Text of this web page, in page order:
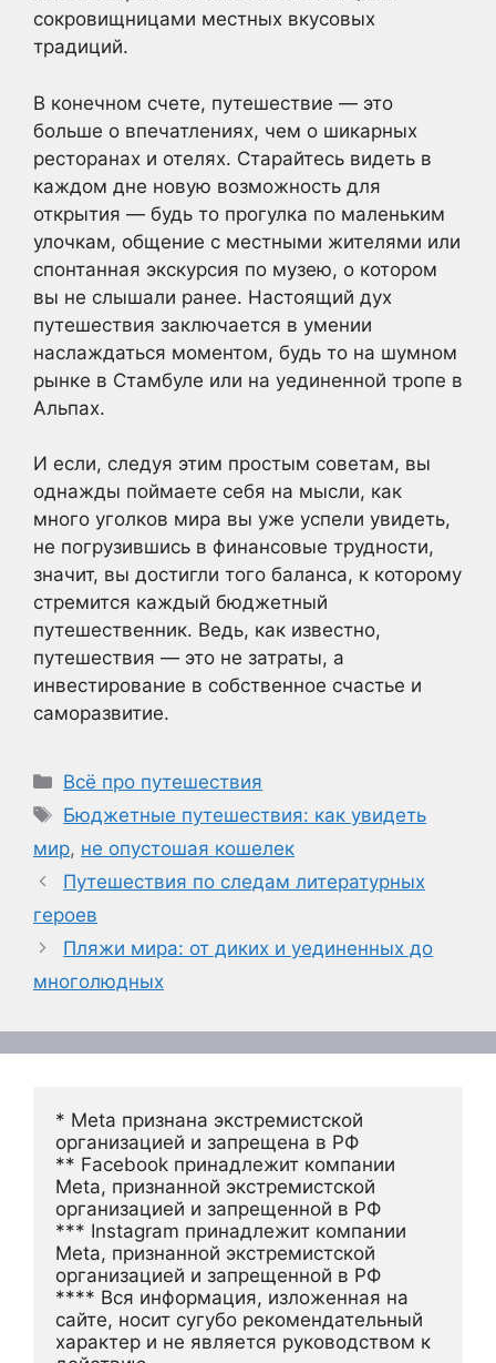
сокровищницами местных вкусовых
традиций.
В конечном счете, путешествие — это
больше о впечатлениях, чем о шикарных
ресторанах и отелях. Старайтесь видеть в
каждом дне новую возможность для
открытия — будь то прогулка по маленьким
улочкам, общение с местными жителями или
спонтанная экскурсия по музею, о котором
вы не слышали ранее. Настоящий дух
путешествия заключается в умении
наслаждаться моментом, будь то на шумном
рынке в Стамбуле или на уединенной тропе в
Альпах.
И если, следуя этим простым советам, вы
однажды поймаете себя на мысли, как
много уголков мира вы уже успели увидеть,
не погрузившись в финансовые трудности,
значит, вы достигли того баланса, к которому
стремится каждый бюджетный
путешественник. Ведь, как известно,
путешествия — это не затраты, а
инвестирование в собственное счастье и
саморазвитие.
Рубрики
Всё про путешествия
Метки
Бюджетные путешествия: как увидеть
мир, не опустошая кошелек
Путешествия по следам литературных
героев
Пляжи мира: от диких и уединенных до
многолюдных
* Meta признана экстремистской
организацией и запрещена в РФ
** Facebook принадлежит компании
Meta, признанной экстремистской
организацией и запрещенной в РФ
*** Instagram принадлежит компании
Meta, признанной экстремистской
организацией и запрещенной в РФ
**** Вся информация, изложенная на
сайте, носит сугубо рекомендательный
характер и не является руководством к